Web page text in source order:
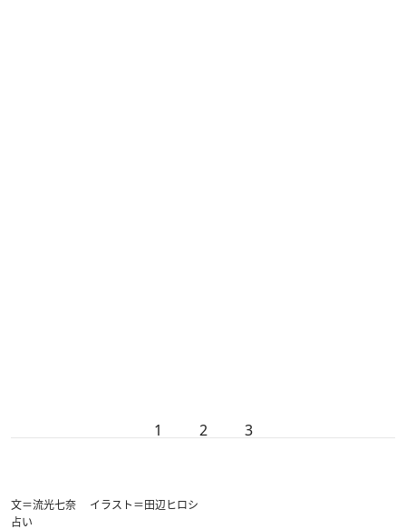
1 2 3
文＝流光七奈 イラスト＝田辺ヒロシ
占い